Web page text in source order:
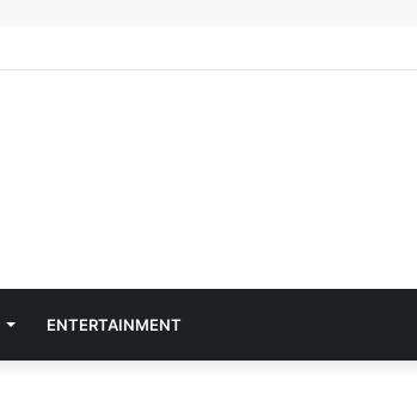
ENTERTAINMENT